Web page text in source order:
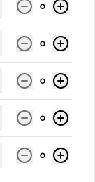
0
0
0
0
0